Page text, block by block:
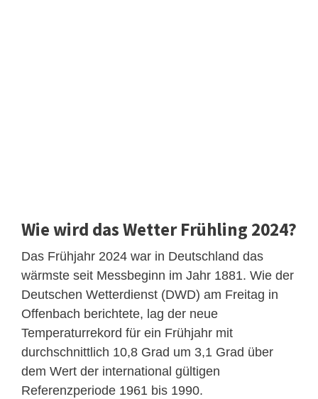
Wie wird das Wetter Frühling 2024?
Das Frühjahr 2024 war in Deutschland das
wärmste seit Messbeginn im Jahr 1881. Wie der
Deutschen Wetterdienst (DWD) am Freitag in
Offenbach berichtete, lag der neue
Temperaturrekord für ein Frühjahr mit
durchschnittlich 10,8 Grad um 3,1 Grad über
dem Wert der international gültigen
Referenzperiode 1961 bis 1990.